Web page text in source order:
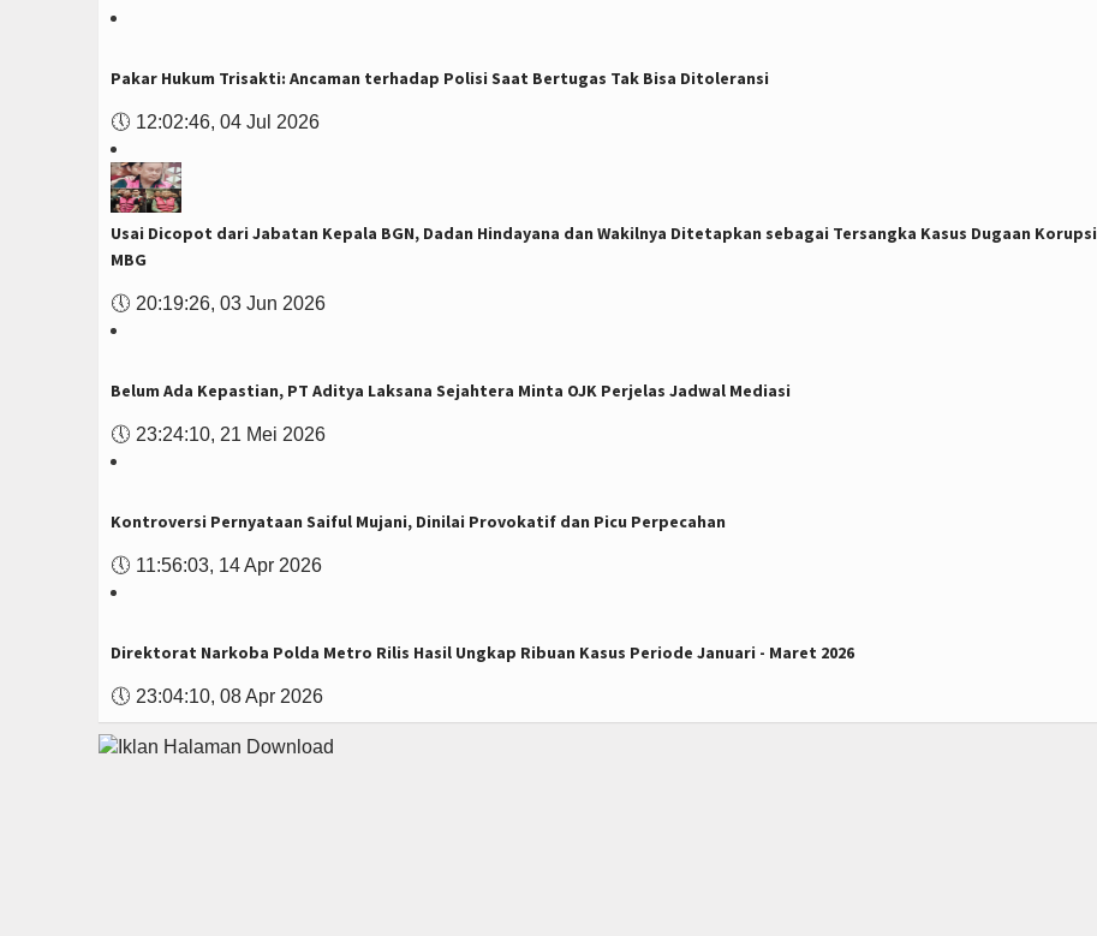
Pakar Hukum Trisakti: Ancaman terhadap Polisi Saat Bertugas Tak Bisa Ditoleransi
🕔 12:02:46, 04 Jul 2026
Usai Dicopot dari Jabatan Kepala BGN, Dadan Hindayana dan Wakilnya Ditetapkan sebagai Tersangka Kasus Dugaan Korupsi
MBG
🕔 20:19:26, 03 Jun 2026
Belum Ada Kepastian, PT Aditya Laksana Sejahtera Minta OJK Perjelas Jadwal Mediasi
🕔 23:24:10, 21 Mei 2026
Kontroversi Pernyataan Saiful Mujani, Dinilai Provokatif dan Picu Perpecahan
🕔 11:56:03, 14 Apr 2026
Direktorat Narkoba Polda Metro Rilis Hasil Ungkap Ribuan Kasus Periode Januari - Maret 2026
🕔 23:04:10, 08 Apr 2026